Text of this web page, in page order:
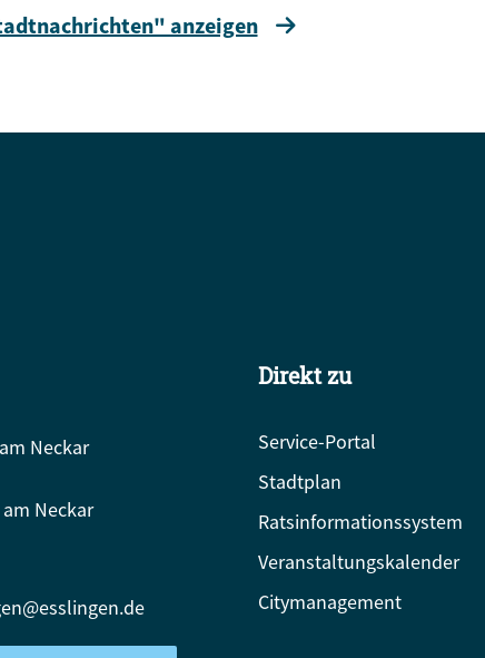
anzeigen
Neckar
Neckar
Direkt zu
Service-Portal
Stadtplan
Ratsinformationssystem
Veranstaltungskalender
Citymanagement